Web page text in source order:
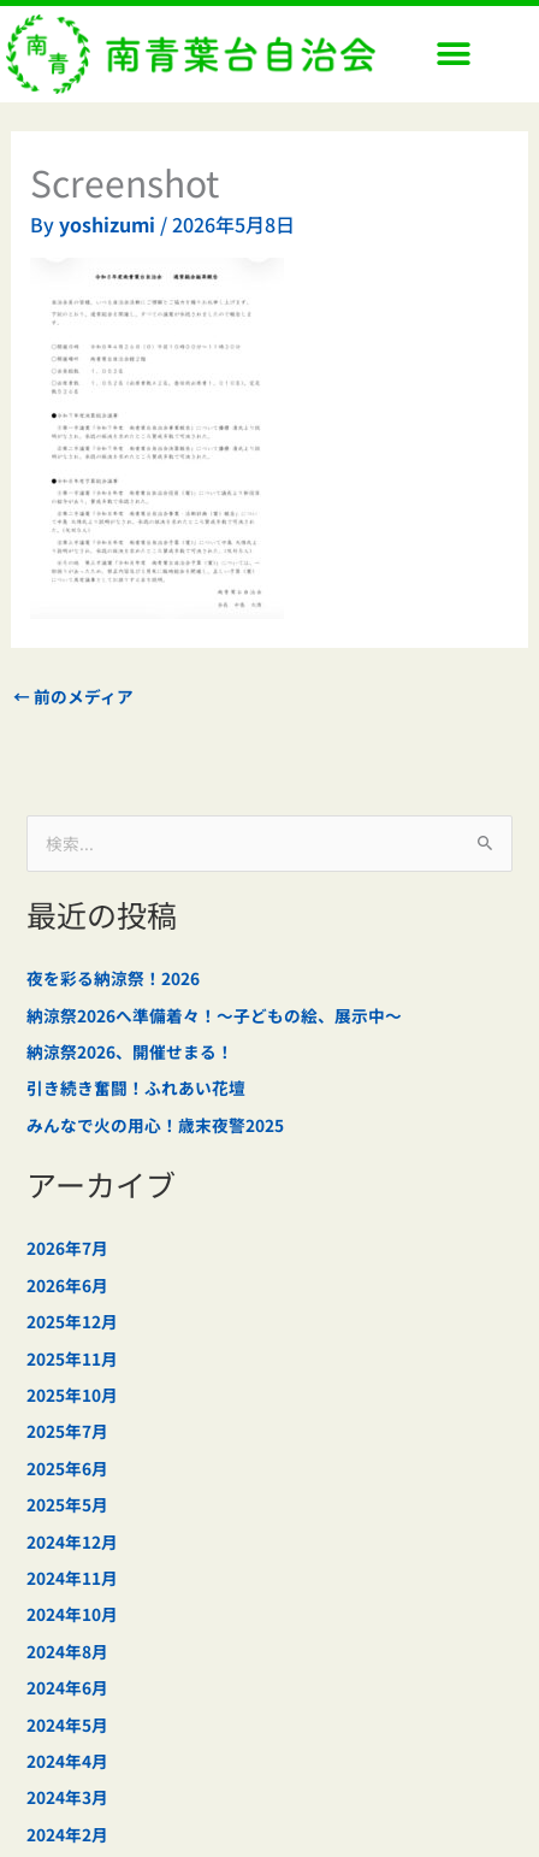
内
容
を
ス
キ
Screenshot
Byyoshizumi /2026年5月8日
←前のメディア
索
対
:
最近の投稿
夜を彩る納涼祭！2026
納涼祭2026へ準備着々！～子どもの絵、展示中～
納涼祭2026、開催せまる！
引き続き奮闘！ふれあい花壇
みんなで火の用心！歳末夜警2025
アーカイブ
2026年7月
2026年6月
2025年12月
2025年11月
2025年10月
2025年7月
2025年6月
2025年5月
2024年12月
2024年11月
2024年10月
2024年8月
2024年6月
2024年5月
2024年4月
2024年3月
2024年2月